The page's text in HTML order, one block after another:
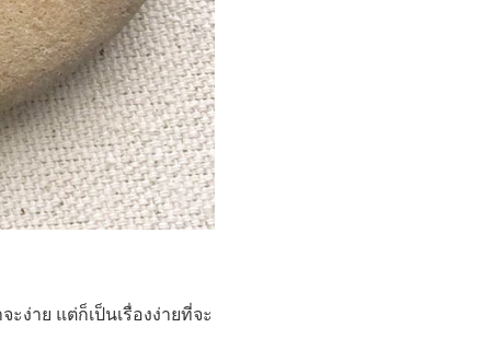
ง่าย แต่ก็เป็นเรื่องง่ายที่จะ